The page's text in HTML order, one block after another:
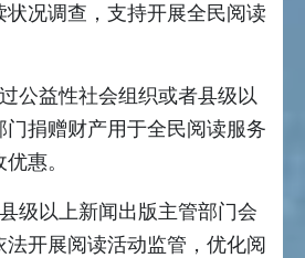
状况调查，支持开展全民阅读
公益性社会组织或者县级以
门捐赠财产用于全民阅读服务
惠。
级以上新闻出版主管部门会
法开展阅读活动监管，优化阅